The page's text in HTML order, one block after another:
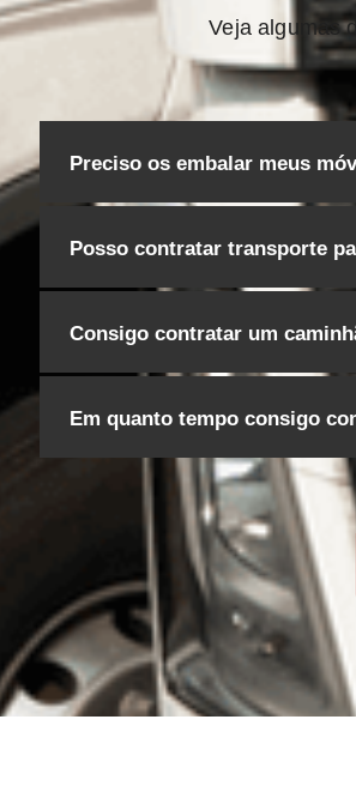
Veja algumas
Preciso os embalar meus
Posso contratar transporte
Consigo contratar um
Em quanto tempo consigo